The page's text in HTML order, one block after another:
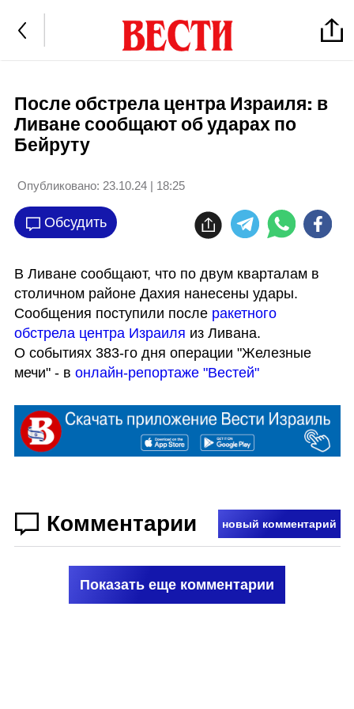
После обстрела центра Израиля: в
Ливане сообщают об ударах по
Бейруту
Опубликовано: 23.10.24 | 18:25
Обсудить
В Ливане сообщают, что по двум кварталам в
столичном районе Дахия нанесены удары.
Сообщения поступили после ракетного
обстрела центра Израиля из Ливана.
О событиях 383-го дня операции "Железные
мечи" - в онлайн-репортаже "Вестей"
Комментарии новый комментарий
Показать еще комментарии